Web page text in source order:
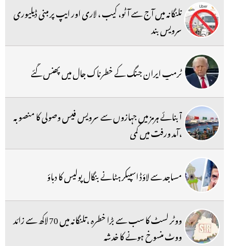
تلنگانہ میں آج سے آٹو، کیب ، لاری اور ایپ پر مبنی ڈیلیوری
سرویس بند
ٹرمپ ایران جنگ کے خطرناک جال میں پھنس گئے
آبنائے ہرمز میں جہازوں سے سرویس فیس وصولی کا منصوبہ
،آمد ورفت میں کمی
مساجد سے لاؤڈ اسپیکر ہٹانے بنگال پولیس کا دباؤ
ووٹر لسٹ کا سب سے بڑا خطرہ ،تلنگانہ میں 70 لاکھ سے زائد
ووٹ منسوخ ہونے کا خدشہ